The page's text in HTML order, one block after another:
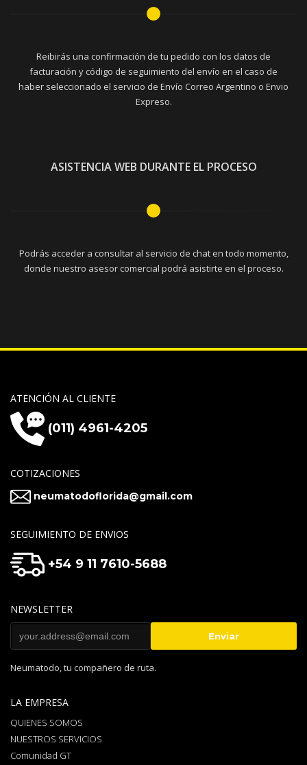
Reibirás una confirmación de tu pedido con los datos de
facturación y código de seguimiento del envío en el caso de
haber seleccionado el servicio de Envío Correo Argentino o Envio
Expreso.
ASISTENCIA WEB DURANTE EL PROCESO
Podrás acceder a consultar al servicio de chat en todo momento,
donde nuestro asesor comercial podrá asistirte en el proceso.
ATENCIÓN AL CLIENTE
(011) 4961-4205
COTIZACIONES
neumatodoflorida@gmail.com
SEGUIMIENTO DE ENVIOS
+54 9 11 7610-5688
NEWSLETTER
Neumatodo, tu compañero de ruta.
LA EMPRESA
QUIENES SOMOS
NUESTROS SERVICIOS
Comunidad GT